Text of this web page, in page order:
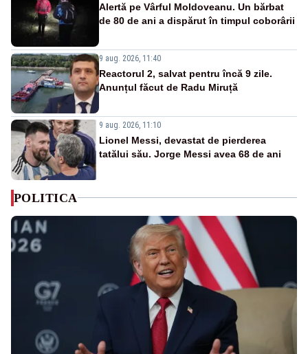
Alertă pe Vârful Moldoveanu. Un bărbat
de 80 de ani a dispărut în timpul coborârii
9 aug. 2026, 11:40
Reactorul 2, salvat pentru încă 9 zile.
Anunțul făcut de Radu Miruță
9 aug. 2026, 11:10
Lionel Messi, devastat de pierderea
tatălui său. Jorge Messi avea 68 de ani
POLITICA